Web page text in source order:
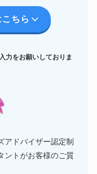
ちら
力をお願いしておりま
アドバイザー認定制
ントがお客様のご質